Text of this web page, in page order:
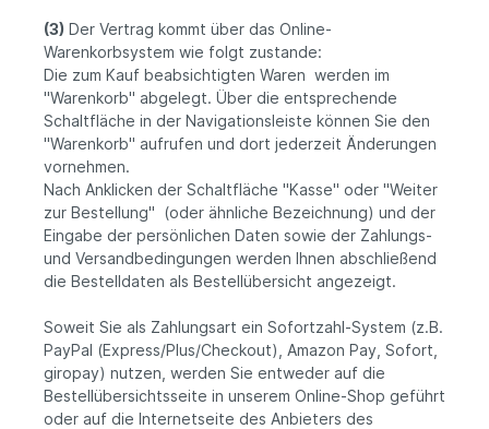
(3) Der Vertrag kommt über das Online-
Warenkorbsystem wie folgt zustande:
Die zum Kauf beabsichtigten Waren werden im
"Warenkorb" abgelegt. Über die entsprechende
Schaltfläche in der Navigationsleiste können Sie den
"Warenkorb" aufrufen und dort jederzeit Änderungen
vornehmen.
Nach Anklicken der Schaltfläche "Kasse" oder "Weiter
zur Bestellung" (oder ähnliche Bezeichnung) und der
Eingabe der persönlichen Daten sowie der Zahlungs-
und Versandbedingungen werden Ihnen abschließend
die Bestelldaten als Bestellübersicht angezeigt.
Soweit Sie als Zahlungsart ein Sofortzahl-System (z.B.
PayPal (Express/Plus/Checkout), Amazon Pay, Sofort,
giropay) nutzen, werden Sie entweder auf die
Bestellübersichtsseite in unserem Online-Shop geführt
oder auf die Internetseite des Anbieters des